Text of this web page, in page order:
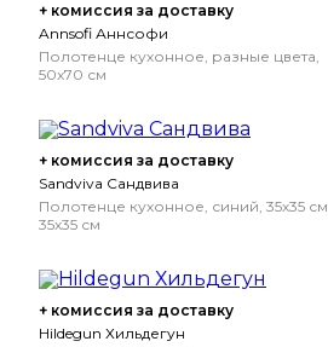
+ комиссия за доставку
Annsofi Аннсофи
Полотенце кухонное, разные цвета,
50x70 см
+ комиссия за доставку
Sandviva Сандвива
Полотенце кухонное, синий, 35x35 см
35x35 см
+ комиссия за доставку
Hildegun Хильдегун